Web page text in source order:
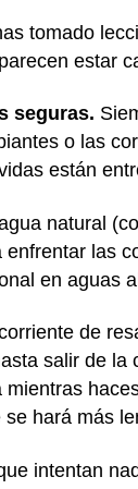
tomado
estar
seguras.
o las
están
natural
las
en aguas
de
salir de la
hará más
intentan